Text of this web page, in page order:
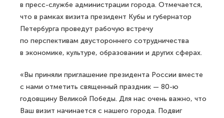
в пресс-службе администрации города. Отмечается,
что в рамках визита президент Кубы и губернатор
Петербурга проведут рабочую встречу
по перспективам двустороннего сотрудничества
в экономике, культуре, образовании и других сферах.
«Вы приняли приглашение президента России вместе
с нами отметить священный праздник — 80-ю
годовщину Великой Победы. Для нас очень важно, что
Ваш визит начинается с нашего города. Подвиг